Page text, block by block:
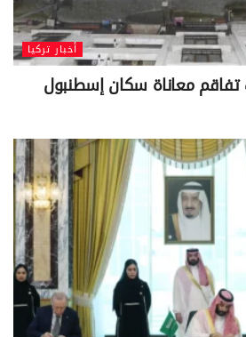
أخبار تركيا
تفاقم معاناة سكان إسطنبول